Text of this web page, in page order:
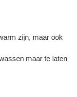
zijn, maar ook
maar te laten